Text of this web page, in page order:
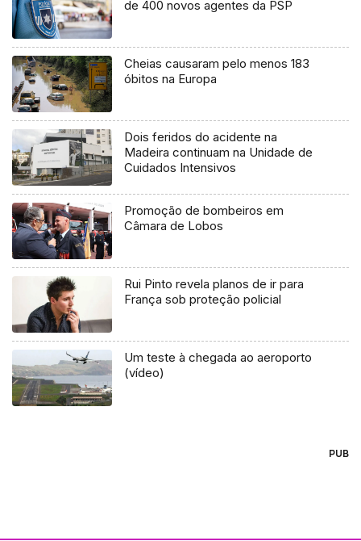
de 400 novos agentes da PSP
Cheias causaram pelo menos 183
óbitos na Europa
Dois feridos do acidente na
Madeira continuam na Unidade de
Cuidados Intensivos
Promoção de bombeiros em
Câmara de Lobos
Rui Pinto revela planos de ir para
França sob proteção policial
Um teste à chegada ao aeroporto
(vídeo)
PUB